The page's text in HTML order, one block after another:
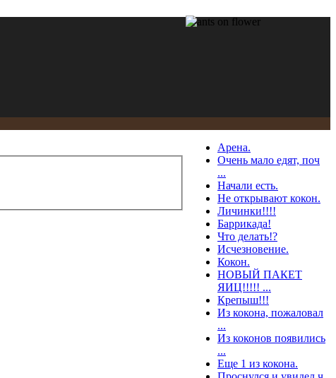
Арена.
Очень мало едят, поч
...
Начали есть.
Не открывают кокон.
Личинки!!!!
Баррикада!
Что делать!?
Исчезновение.
Кокон.
НОВЫЙ ПАКЕТ
ЯИЦ!!!!! ...
Крепыш!!!
Из кокона, пожаловал
...
Из коконов появились
...
Еще 1 из кокона.